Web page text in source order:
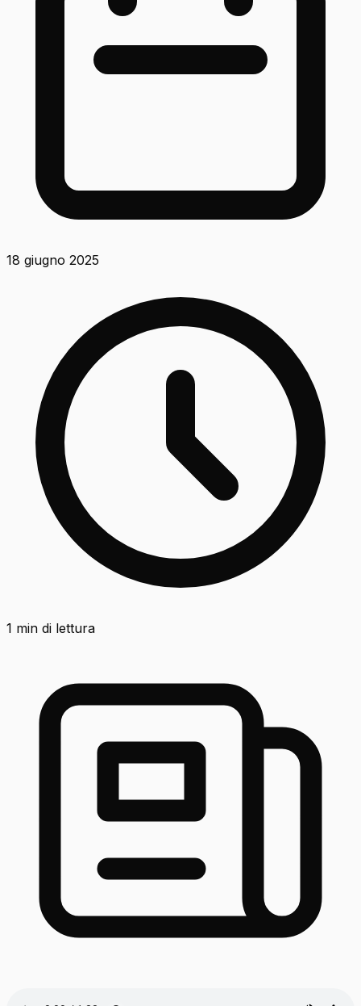
18 giugno 2025
1 min di lettura